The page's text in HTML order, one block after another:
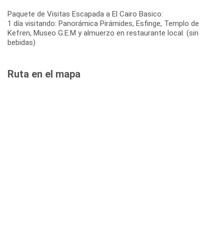
Paquete de Visitas Escapada a El Cairo Basico:
1 día visitando: Panorámica Pirámides, Esfinge, Templo de
Kefren, Museo G.E.M y almuerzo en restaurante local. (sin
bebidas)
Ruta en el mapa